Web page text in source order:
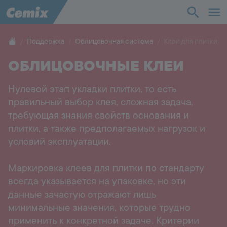
Решения
Продукты
Поддержка
Контакты
Карьера
Поддержка Облицовочная система
ОБЛИЦОВОЧНЫЕ КЛЕИ
Нулевой этап укладки плитки, то есть
правильный выбор клея, сложная задача,
требующая знания свойств основания и
плитки, а также предполагаемых нагрузок и
условий эксплуатации.
Маркировка клеев для плитки по стандарту
всегда указывается на упаковке, но эти
данные зачастую отражают лишь
минимальные значения, которые трудно
применить к конкретной задаче. Критерии